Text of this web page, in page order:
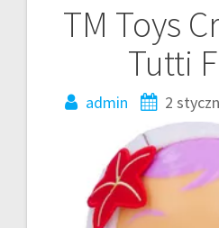
TM Toys
Tutti
admin 2
Nawigacja